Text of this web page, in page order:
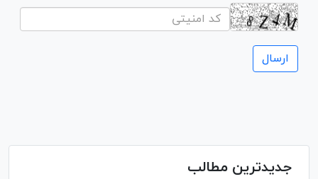
جدیدترین مطالب